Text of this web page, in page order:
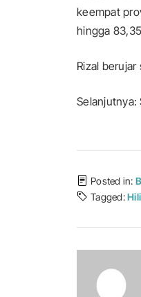
keempat
hingga
Rizal
Selanjutnya:
Posted in:
Tagged: